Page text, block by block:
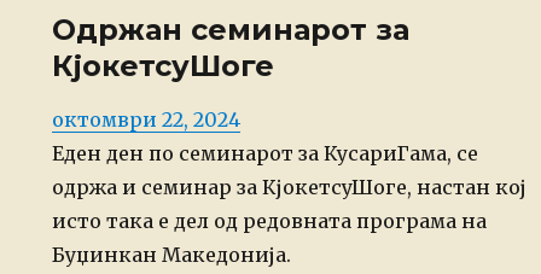
Одржан семинарот за
КјокетсуШоге
Posted
on
октомври 22, 2024
Еден ден по семинарот за КусариГама, се
одржа и семинар за КјокетсуШоге, настан кој
исто така е дел од редовната програма на
Буџинкан Македонија.